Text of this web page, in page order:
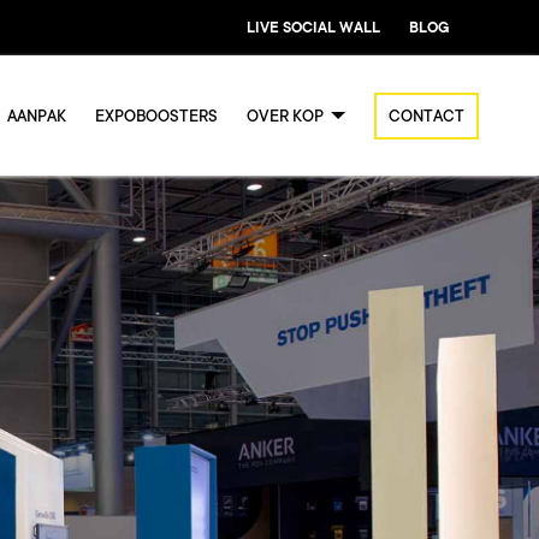
LIVE SOCIAL WALL BLOG
AANPAK EXPOBOOSTERS OVER KOP CONTACT